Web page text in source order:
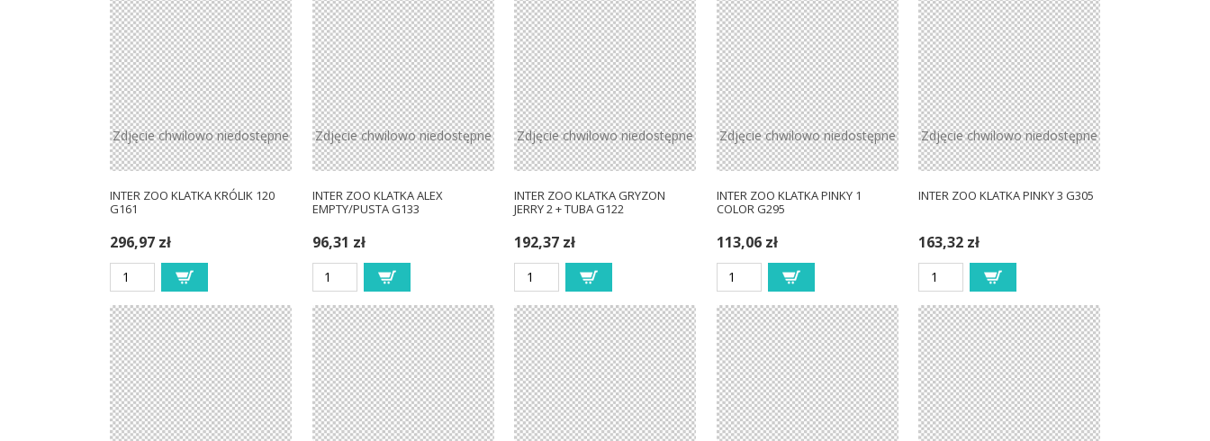
Zdjęcie chwilowo niedostępne
INTER ZOO KLATKA KRÓLIK 120
G161
296,97 zł
Zdjęcie chwilowo niedostępne
INTER ZOO KLATKA ALEX
EMPTY/PUSTA G133
96,31 zł
Zdjęcie chwilowo niedostępne
INTER ZOO KLATKA GRYZON
JERRY 2 + TUBA G122
192,37 zł
Zdjęcie chwilowo niedostępne
INTER ZOO KLATKA PINKY 1
COLOR G295
113,06 zł
Zdjęcie chwilowo niedostępne
INTER ZOO KLATKA PINKY 3 G305
163,32 zł